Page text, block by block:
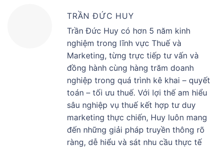
TRẦN ĐỨC HUY
Trần Đức Huy có hơn 5 năm kinh
nghiệm trong lĩnh vực Thuế và
Marketing, từng trực tiếp tư vấn và
đồng hành cùng hàng trăm doanh
nghiệp trong quá trình kê khai – quyết
toán – tối ưu thuế. Với lợi thế am hiểu
sâu nghiệp vụ thuế kết hợp tư duy
marketing thực chiến, Huy luôn mang
đến những giải pháp truyền thông rõ
ràng, dễ hiểu và sát nhu cầu thực tế